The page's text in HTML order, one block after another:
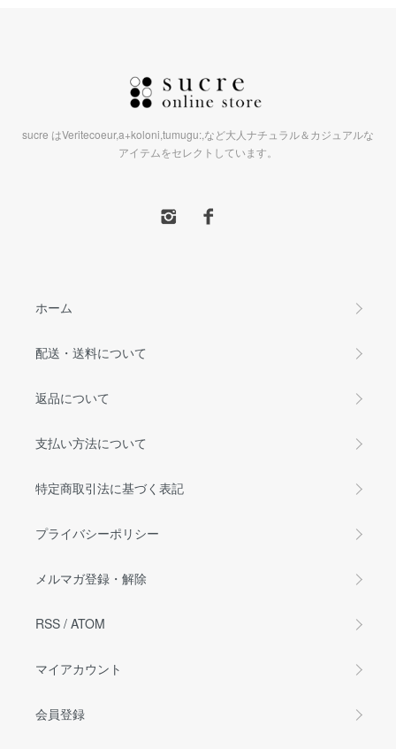
sucre はVeritecoeur,a+koloni,tumugu:,など大人ナチュラル＆カジュアルな
アイテムをセレクトしています。
ホーム
配送・送料について
返品について
支払い方法について
特定商取引法に基づく表記
プライバシーポリシー
メルマガ登録・解除
RSS / ATOM
マイアカウント
会員登録